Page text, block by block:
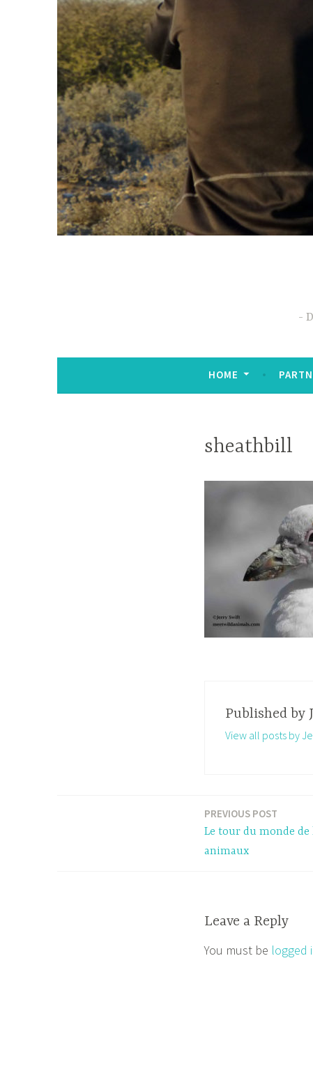
HOME
sheathbill
Published by
View all posts by
PREVIOUS POST
Le tour du monde de
animaux
Leave a Reply
You must be logged